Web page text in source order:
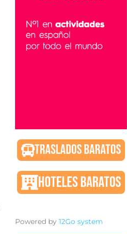
TRASLADOS BARATOS
HOTELES BARATOS
Powered by 12Go system